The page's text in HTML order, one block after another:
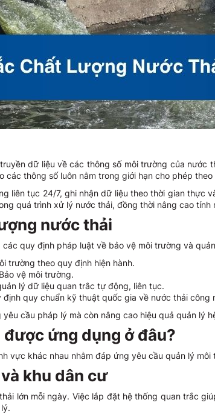
dữ liệu về các thông số môi trường của nước
thông số luôn nằm trong giới hạn cho phép theo
liên tục 24/7, ghi nhận dữ liệu theo thời gian thực
quá trình xử lý nước thải, đồng thời nâng cao
nước thải
quy định pháp luật về bảo vệ môi trường và
trường theo quy định hiện hành.
vệ môi trường.
lý dữ liệu quan trắc tự động, liên tục.
quy chuẩn kỹ thuật quốc gia về nước thải công
cầu pháp lý mà còn nâng cao hiệu quả quản lý
ứng dụng ở đâu?
vực khác nhau nhằm đáp ứng yêu cầu quản lý môi
khu dân cư
lớn mỗi ngày. Việc lắp đặt hệ thống quan trắc